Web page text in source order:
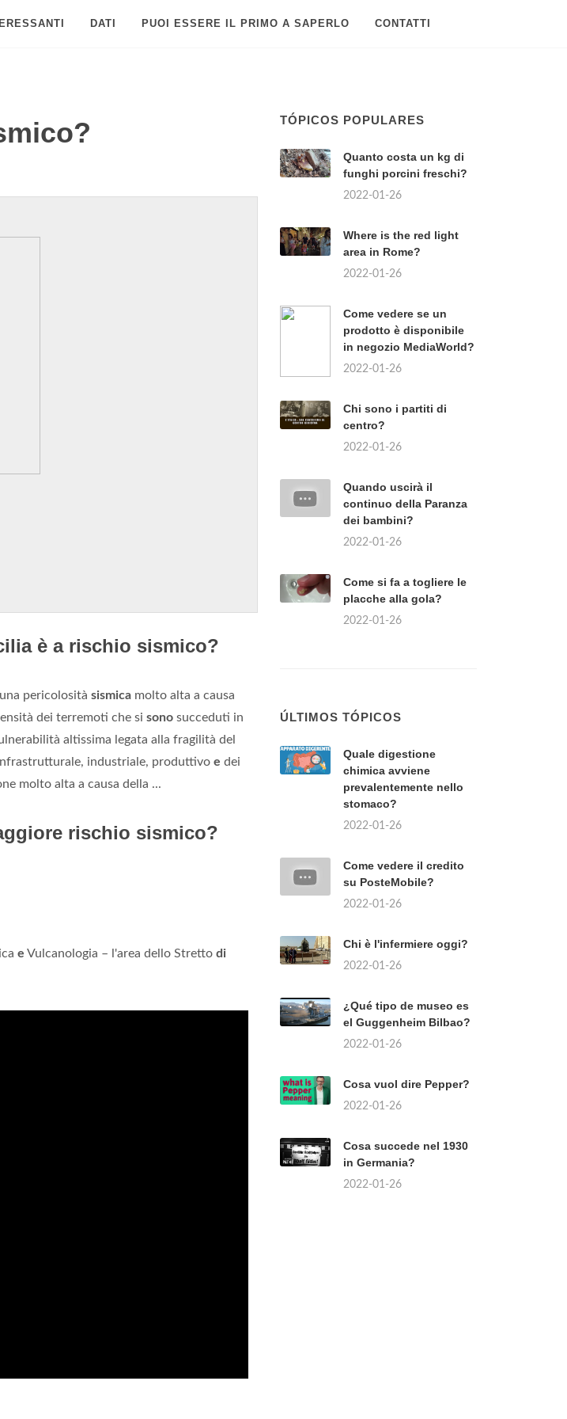
DATI PUOI ESSERE IL PRIMO A SAPERLO CONTATTI
è a rischio sismico?
pericolosità sismica molto alta a causa
dei terremoti che si sono succeduti in
altissima legata alla fragilità del
industriale, produttivo e dei
molto alta a causa della ...
rischio sismico?
e Vulcanologia – l'area dello Stretto di
TÓPICOS POPULARES
Quanto costa un kg di
funghi porcini freschi?
2022-01-26
Where is the red light
area in Rome?
2022-01-26
Come vedere se un
prodotto è disponibile
in negozio MediaWorld?
2022-01-26
Chi sono i partiti di
centro?
2022-01-26
Quando uscirà il
continuo della Paranza
dei bambini?
2022-01-26
Come si fa a togliere le
placche alla gola?
2022-01-26
Quale digestione
chimica avviene
stomaco?
2022-01-26
su PosteMobile?
2022-01-26
Chi è l'infermiere oggi?
2022-01-26